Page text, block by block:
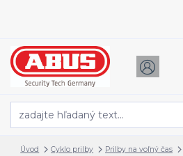
Úvod Cyklo prilby Prilby na voľný čas